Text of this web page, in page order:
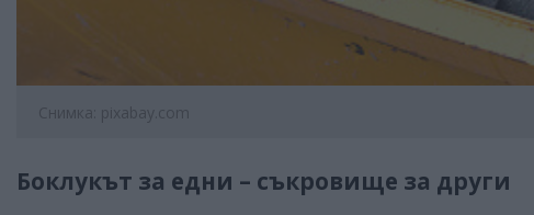
Снимка: pixabay.com
Боклукът за едни – съкровище за други